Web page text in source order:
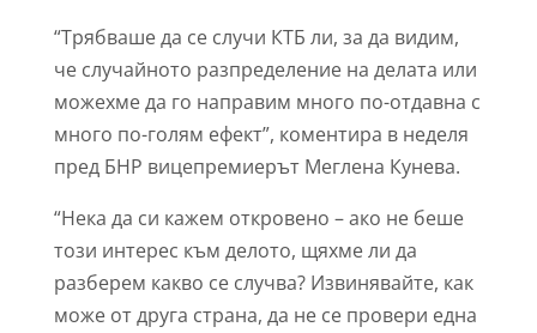
“Трябваше да се случи КТБ ли, за да видим,
че случайното разпределение на делата или
можехме да го направим много по-отдавна с
много по-голям ефект”, коментира в неделя
пред БНР вицепремиерът Меглена Кунева.
“Нека да си кажем откровено – ако не беше
този интерес към делото, щяхме ли да
разберем какво се случва? Извинявайте, как
може от друга страна, да не се провери една